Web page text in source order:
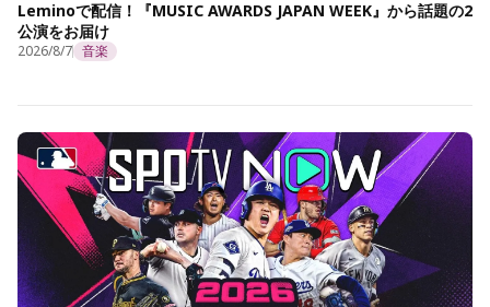
Leminoで配信！『MUSIC AWARDS JAPAN WEEK』から話題の2
公演をお届け
2026/8/7 音楽